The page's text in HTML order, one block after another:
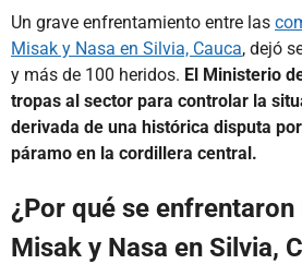
Un grave enfrentamiento entre las
Misak y Nasa en Silvia, Cauca, dejó
y más de 100 heridos. El Ministerio
tropas al sector para controlar la
derivada de una histórica disputa
páramo en la cordillera central.
¿Por qué se
Misak y Nasa en Silvia,